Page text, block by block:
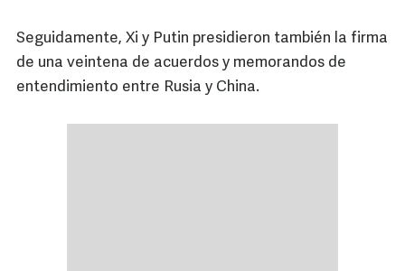
Seguidamente, Xi y Putin presidieron también la firma
de una veintena de acuerdos y memorandos de
entendimiento entre Rusia y China.